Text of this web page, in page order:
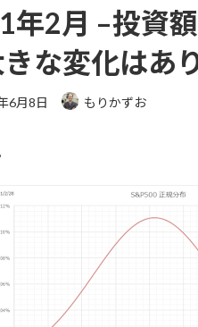
年2月 –投資
な変化はあ
6月8日 もりかずお